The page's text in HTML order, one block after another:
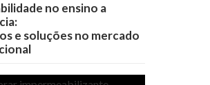
no ensino a
e soluções no mercado